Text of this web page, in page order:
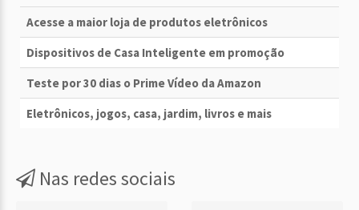
Acesse a maior loja de produtos eletrônicos
Dispositivos de Casa Inteligente em promoção
Teste por 30 dias o Prime Vídeo da Amazon
Eletrônicos, jogos, casa, jardim, livros e mais
Nas redes sociais